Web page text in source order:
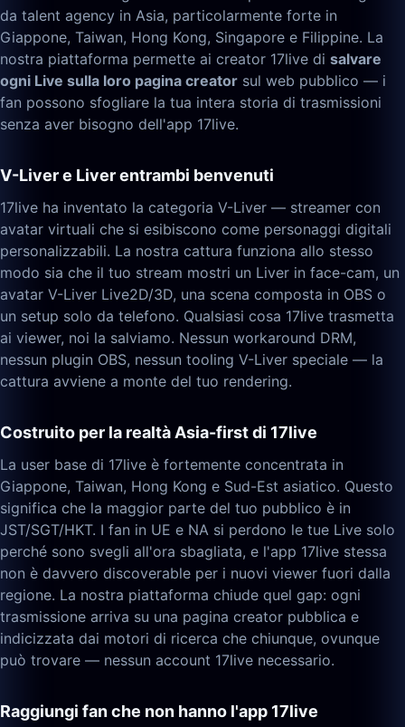
da talent agency in Asia, particolarmente forte in
Giappone, Taiwan, Hong Kong, Singapore e Filippine. La
nostra piattaforma permette ai creator 17live di salvare
ogni Live sulla loro pagina creator sul web pubblico — i
fan possono sfogliare la tua intera storia di trasmissioni
senza aver bisogno dell'app 17live.
V-Liver e Liver entrambi benvenuti
17live ha inventato la categoria V-Liver — streamer con
avatar virtuali che si esibiscono come personaggi digitali
personalizzabili. La nostra cattura funziona allo stesso
modo sia che il tuo stream mostri un Liver in face-cam, un
avatar V-Liver Live2D/3D, una scena composta in OBS o
un setup solo da telefono. Qualsiasi cosa 17live trasmetta
ai viewer, noi la salviamo. Nessun workaround DRM,
nessun plugin OBS, nessun tooling V-Liver speciale — la
cattura avviene a monte del tuo rendering.
Costruito per la realtà Asia-first di 17live
La user base di 17live è fortemente concentrata in
Giappone, Taiwan, Hong Kong e Sud-Est asiatico. Questo
significa che la maggior parte del tuo pubblico è in
JST/SGT/HKT. I fan in UE e NA si perdono le tue Live solo
perché sono svegli all'ora sbagliata, e l'app 17live stessa
non è davvero discoverable per i nuovi viewer fuori dalla
regione. La nostra piattaforma chiude quel gap: ogni
trasmissione arriva su una pagina creator pubblica e
indicizzata dai motori di ricerca che chiunque, ovunque
può trovare — nessun account 17live necessario.
Raggiungi fan che non hanno l'app 17live